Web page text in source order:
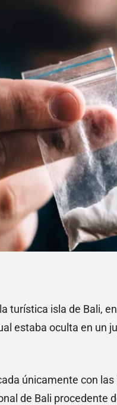
turística isla de Bali,
estaba oculta en un
únicamente con
de Bali procedente